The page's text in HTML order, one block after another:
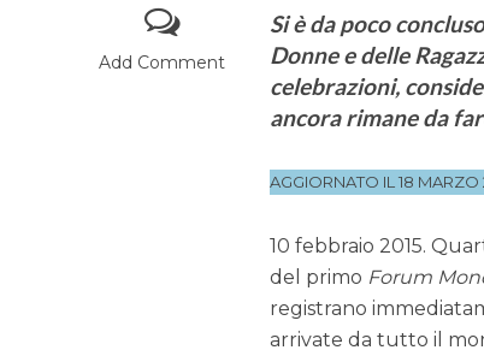
Add Comment
Si è da poco
Donne e delle
celebrazioni,
ancora rimane da
AGGIORNATO IL 18 MARZO
10 febbraio 2015.
del primo Forum
registrano
arrivate da tutto il